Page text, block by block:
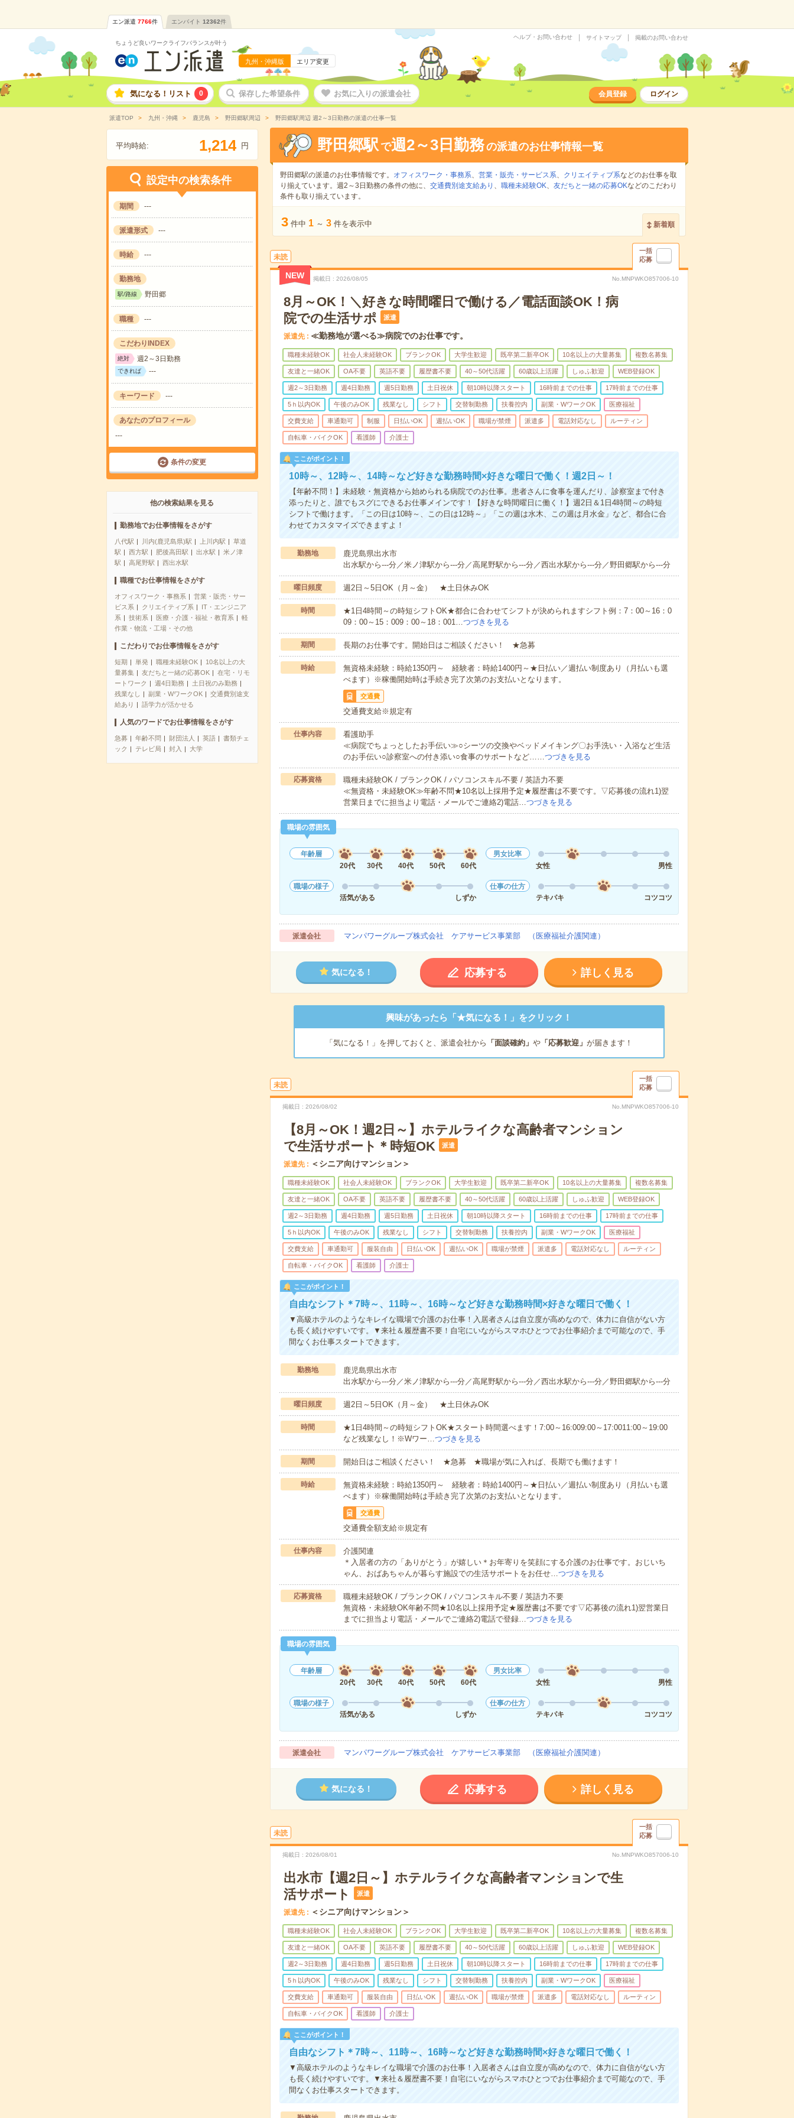
エン派遣 7766件 エンバイト 12362件
ちょうど良いワークライフバランスが叶う
九州・沖縄版 エリア変更
ヘルプ・お問い合わせ サイトマップ 掲載のお問い合わせ
気になる！リスト 0 保存した希望条件 お気に入りの派遣会社 会員登録 ログイン
派遣TOP 九州・沖縄 鹿児島 野田郷駅周辺 野田郷駅周辺 週2～3日勤務の派遣の仕事一覧
平均時給: 1,214 円
設定中の検索条件
期間 ---
派遣形式 ---
時給 ---
勤務地
駅/路線 野田郷
職種 ---
こだわりINDEX
絶対 週2～3日勤務
できれば ---
キーワード ---
あなたのプロフィール
---
条件の変更
他の検索結果を見る
勤務地でお仕事情報をさがす
八代駅 川内(鹿児島県)駅 上川内駅
草道
駅
西方駅 肥後高田駅 出水駅
米ノ津
駅
高尾野駅 西出水駅
職種でお仕事情報をさがす
オフィスワーク・事務系
営業・販売・サー
ビス系
クリエイティブ系
IT・エンジニア
系
技術系 医療・介護・福祉・教育系
軽
作業・物流・工場・その他
こだわりでお仕事情報をさがす
短期 単発 職種未経験OK
10名以上の大
量募集
友だちと一緒の応募OK
在宅・リモ
ートワーク
週4日勤務
土日祝のみ勤務
残業なし
副業・WワークOK
交通費別途支
給あり
語学力が活かせる
人気のワードでお仕事情報をさがす
急募 年齢不問 財団法人 英語
書類チェ
ック
テレビ局 封入 大学
野田郷駅 で週2～3日勤務の派遣のお仕事情報一覧
野田郷駅の派遣のお仕事情報です。 オフィスワーク・事務系、 営業・販売・サービス系、 クリエイティブ系などのお仕事を取
り揃えています。週2～3日勤務の条件の他に、 交通費別途支給あり 、 職種未経験OK、 友だちと一緒の応募OKなどのこだわり
条件も取り揃えています。
3 件中 1 ～ 3 件を表示中 新着順
未読
一括
応募
NEW 掲載日 2026/08/05 No.MNPWKO857006-10
8月～OK！＼好きな時間曜日で働ける／電話面談OK！病
院での生活サポ
派遣
派遣先 ≪勤務地が選べる≫病院でのお仕事です。
職種未経験OK 社会人未経験OK ブランクOK 大学生歓迎 既卒第二新卒OK 10名以上の大量募集 複数名募集
友達と一緒OK OA不要 英語不要 履歴書不要 40～50代活躍 60歳以上活躍 しゅふ歓迎 WEB登録OK
週2～3日勤務 週4日勤務 週5日勤務 土日祝休 朝10時以降スタート 16時前までの仕事 17時前までの仕事
5ｈ以内OK 午後のみOK 残業なし シフト 交替制勤務 扶養控内 副業・WワークOK 医療福祉
交費支給 車通勤可 制服 日払いOK 週払いOK 職場が禁煙 派遣多 電話対応なし ルーティン
自転車・バイクOK 看護師 介護士
ここがポイント！
10時～、12時～、14時～など好きな勤務時間×好きな曜日で働く！週2日～！
【年齢不問！】未経験・無資格から始められる病院でのお仕事。患者さんに食事を運んだり、診察室まで付き
添ったりと、誰でもスグにできるお仕事メインです！【好きな時間曜日に働く！】週2日＆1日4時間～の時短
シフトで働けます。「この日は10時～、この日は12時～」「この週は水木、この週は月水金」など、都合に合
わせてカスタマイズできますよ！
勤務地
鹿児島県出水市
出水駅から---分／米ノ津駅から---分／高尾野駅から---分／西出水駅から---分／野田郷駅から---分
曜日頻度 週2日～5日OK（月～金） ★土日休みOK
時間
★1日4時間～の時短シフトOK★都合に合わせてシフトが決められますシフト例：7：00～16：0
09：00～15：009：00～18：001…つづきを見る
期間 長期のお仕事です。開始日はご相談ください！ ★急募
時給
無資格未経験：時給1350円～ 経験者：時給1400円～★日払い／週払い制度あり（月払いも選
べます）※稼働開始時は手続き完了次第のお支払いとなります。
交通費
交通費支給※規定有
仕事内容
看護助手
≪病院でちょっとしたお手伝い≫○シーツの交換やベッドメイキング〇お手洗い・入浴など生活
のお手伝い○診察室への付き添い○食事のサポートなど……つづきを見る
応募資格
職種未経験OK / ブランクOK / パソコンスキル不要 / 英語力不要
≪無資格・未経験OK≫年齢不問★10名以上採用予定★履歴書は不要です。▽応募後の流れ1)翌
営業日までに担当より電話・メールでご連絡2)電話…つづきを見る
職場の雰囲気
年齢層
20代
30代 40代 50代 60代
男女比率
女性
男性
職場の様子
活気がある
しずか
仕事の仕方
テキパキ
コツコツ
派遣会社 マンパワーグループ株式会社 ケアサービス事業部 （医療福祉介護関連）
気になる！ 応募する 詳しく見る
興味があったら「★気になる！」をクリック！
「気になる！」を押しておくと、派遣会社から 「面談確約」 や「応募歓迎」 が届きます！
未読
一括
応募
掲載日 2026/08/02 No.MNPWKO857006-10
【8月～OK！週2日～】ホテルライクな高齢者マンション
で生活サポート＊時短OK
派遣
派遣先 ＜シニア向けマンション＞
職種未経験OK 社会人未経験OK ブランクOK 大学生歓迎 既卒第二新卒OK 10名以上の大量募集 複数名募集
友達と一緒OK OA不要 英語不要 履歴書不要 40～50代活躍 60歳以上活躍 しゅふ歓迎 WEB登録OK
週2～3日勤務 週4日勤務 週5日勤務 土日祝休 朝10時以降スタート 16時前までの仕事 17時前までの仕事
5ｈ以内OK 午後のみOK 残業なし シフト 交替制勤務 扶養控内 副業・WワークOK 医療福祉
交費支給 車通勤可 服装自由 日払いOK 週払いOK 職場が禁煙 派遣多 電話対応なし ルーティン
自転車・バイクOK 看護師 介護士
ここがポイント！
自由なシフト＊7時～、11時～、16時～など好きな勤務時間×好きな曜日で働く！
▼高級ホテルのようなキレイな職場で介護のお仕事！入居者さんは自立度が高めなので、体力に自信がない方
も長く続けやすいです。▼来社＆履歴書不要！自宅にいながらスマホひとつでお仕事紹介まで可能なので、手
間なくお仕事スタートできます。
勤務地
鹿児島県出水市
出水駅から---分／米ノ津駅から---分／高尾野駅から---分／西出水駅から---分／野田郷駅から---分
曜日頻度 週2日～5日OK（月～金） ★土日休みOK
時間
★1日4時間～の時短シフトOK★スタート時間選べます！7:00～16:009:00～17:0011:00～19:00
など残業なし！※Wワー…つづきを見る
期間 開始日はご相談ください！ ★急募 ★職場が気に入れば、長期でも働けます！
時給
無資格未経験：時給1350円～ 経験者：時給1400円～★日払い／週払い制度あり（月払いも選
べます）※稼働開始時は手続き完了次第のお支払いとなります。
交通費
交通費全額支給※規定有
仕事内容
介護関連
＊入居者の方の「ありがとう」が嬉しい＊お年寄りを笑顔にする介護のお仕事です。おじいち
ゃん、おばあちゃんが暮らす施設での生活サポートをお任せ…つづきを見る
応募資格
職種未経験OK / ブランクOK / パソコンスキル不要 / 英語力不要
無資格・未経験OK年齢不問★10名以上採用予定★履歴書は不要です▽応募後の流れ1)翌営業日
までに担当より電話・メールでご連絡2)電話で登録…つづきを見る
職場の雰囲気
年齢層
20代
30代 40代 50代 60代
男女比率
女性
男性
職場の様子
活気がある
しずか
仕事の仕方
テキパキ
コツコツ
派遣会社 マンパワーグループ株式会社 ケアサービス事業部 （医療福祉介護関連）
気になる！ 応募する 詳しく見る
未読
一括
応募
掲載日 2026/08/01 No.MNPWKO857006-10
出水市【週2日～】ホテルライクな高齢者マンションで生
活サポート
派遣
派遣先 ＜シニア向けマンション＞
職種未経験OK 社会人未経験OK ブランクOK 大学生歓迎 既卒第二新卒OK 10名以上の大量募集 複数名募集
友達と一緒OK OA不要 英語不要 履歴書不要 40～50代活躍 60歳以上活躍 しゅふ歓迎 WEB登録OK
週2～3日勤務 週4日勤務 週5日勤務 土日祝休 朝10時以降スタート 16時前までの仕事 17時前までの仕事
5ｈ以内OK 午後のみOK 残業なし シフト 交替制勤務 扶養控内 副業・WワークOK 医療福祉
交費支給 車通勤可 服装自由 日払いOK 週払いOK 職場が禁煙 派遣多 電話対応なし ルーティン
自転車・バイクOK 看護師 介護士
ここがポイント！
自由なシフト＊7時～、11時～、16時～など好きな勤務時間×好きな曜日で働く！
▼高級ホテルのようなキレイな職場で介護のお仕事！入居者さんは自立度が高めなので、体力に自信がない方
も長く続けやすいです。▼来社＆履歴書不要！自宅にいながらスマホひとつでお仕事紹介まで可能なので、手
間なくお仕事スタートできます。